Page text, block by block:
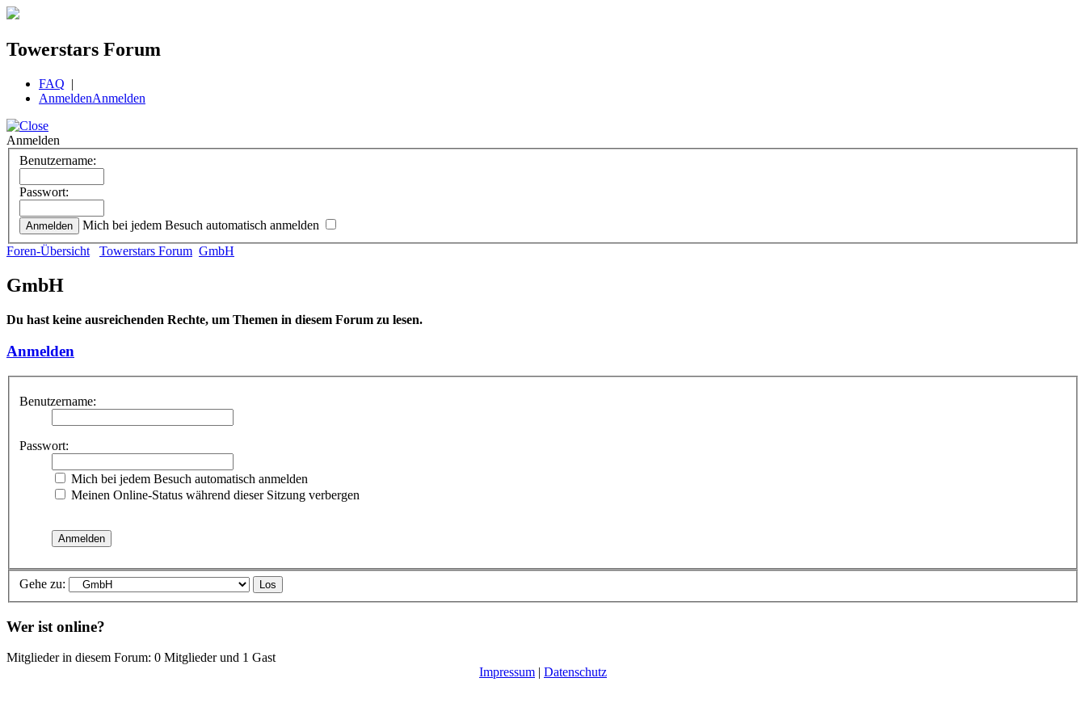
Towerstars Forum
FAQ |
AnmeldenAnmelden
Anmelden
Benutzername:
Passwort:
Mich bei jedem Besuch automatisch anmelden
Foren-Übersicht
Towerstars Forum GmbH
GmbH
Du hast keine ausreichenden Rechte, um Themen in diesem Forum zu lesen.
Anmelden
Benutzername:
Passwort:
Mich bei jedem Besuch automatisch anmelden
Meinen Online-Status während dieser Sitzung verbergen
Gehe zu:
Wer ist online?
Mitglieder in diesem Forum: 0 Mitglieder und 1 Gast
Impressum | Datenschutz